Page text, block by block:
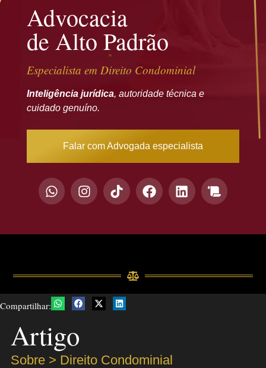
Advocacia
de Alto Padrão
Especialista em Direito Condominial
Inteligência jurídica, autoridade técnica e
cuidado genuíno.
Falar com Advogada especialista
Compartilhar:
Artigo
Sobre > Direito Condominial